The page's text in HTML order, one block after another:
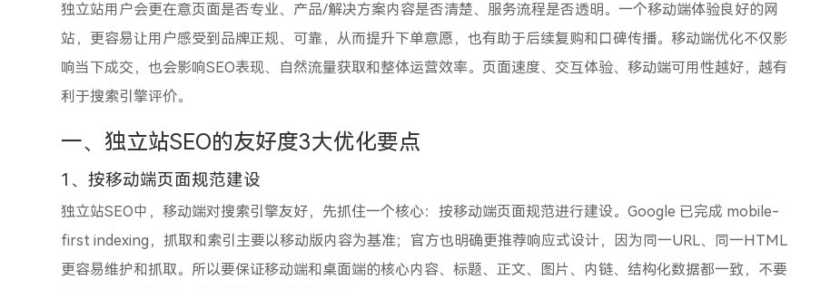
独立站用户会更在意页面是否专业、产品/解决方案内容是否清楚、服务流程是否透明。一个移动端体验良好的网
站，更容易让用户感受到品牌正规、可靠，从而提升下单意愿，也有助于后续复购和口碑传播。移动端优化不仅影
响当下成交，也会影响SEO表现、自然流量获取和整体运营效率。页面速度、交互体验、移动端可用性越好，越有
利于搜索引擎评价。
一、独立站SEO的友好度3大优化要点
1、按移动端页面规范建设
独立站SEO中，移动端对搜索引擎友好，先抓住一个核心：按移动端页面规范进行建设。Google 已完成 mobile-
first indexing，抓取和索引主要以移动版内容为基准；官方也明确更推荐响应式设计，因为同一URL、同一HTML
更容易维护和抓取。所以要保证移动端和桌面端的核心内容、标题、正文、图片、内链、结构化数据都一致，不要